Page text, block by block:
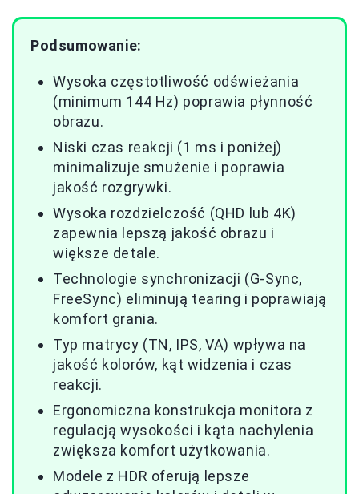
Podsumowanie:
Wysoka częstotliwość odświeżania
(minimum 144 Hz) poprawia płynność
obrazu.
Niski czas reakcji (1 ms i poniżej)
minimalizuje smużenie i poprawia
jakość rozgrywki.
Wysoka rozdzielczość (QHD lub 4K)
zapewnia lepszą jakość obrazu i
większe detale.
Technologie synchronizacji (G-Sync,
FreeSync) eliminują tearing i poprawiają
komfort grania.
Typ matrycy (TN, IPS, VA) wpływa na
jakość kolorów, kąt widzenia i czas
reakcji.
Ergonomiczna konstrukcja monitora z
regulacją wysokości i kąta nachylenia
zwiększa komfort użytkowania.
Modele z HDR oferują lepsze